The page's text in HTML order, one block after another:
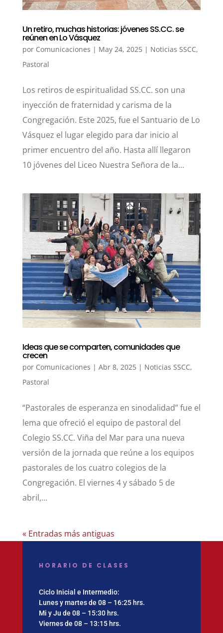
Un retiro, muchas historias: jóvenes SS.CC. se
reúnen en Lo Vásquez
por Comunicaciones | May 24, 2025| Noticias SSCC,
Pastoral
Los retiros de espiritualidad SS.CC. son una
inyección de fraternidad y carisma de la
Congregación. Este 2025, fue el Santuario de Lo
Vásquez el lugar elegido para dar inicio al
primer encuentro del año. Hasta allí llegaron
10 jóvenes del Liceo Nuestra Señora de la...
Ideas que se comparten, comunidades que
crecen
por Comunicaciones | Abr 8, 2025| Noticias SSCC,
Pastoral
“Pastorales de esperanza en sinodalidad” fue el
lema que ofreció el equipo de pastoral del
Colegio SS.CC. Viña del Mar para una nueva
versión de la jornada que reúne a los equipos
pastorales de los cuatro colegios de la
Congregación. El viernes 4 y sábado 5 de
abril,...
« Entradas más antiguas
HORARIO DE CLASES
Ciclo Inicial e Intermedio:
Lunes y martes de 08 – 16:25 hrs.
Mi y Ju de 08 – 15:30 hrs.
Viernes de 08 – 13:15 hrs.